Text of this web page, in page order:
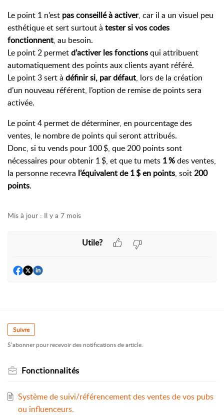
Le point 1 n’est pas conseillé à activer, car il a un visuel peu
esthétique et sert surtout à tester si vos codes
fonctionnent, au besoin.
Le point 2 permetd’activer les fonctionsqui attribuent
automatiquement des points aux clients ayant référé.
Le point 3 sert à définir si, par défaut, lors de la création
d’un nouveau référent, l’option de remise de points sera
activée.
Le point 4 permet de déterminer, en pourcentage des
ventes, le nombre de points qui seront attribués.
Donc, si tu vends pour 100 $, que 200 points sont
nécessaires pour obtenir 1 $, et que tu mets 1 %des ventes,
la personne recevra l’équivalent de 1 $ en points, soit200
points.
Mis à jour : Il y a 7 mois
Utile?
Suivre
S’abonner pour recevoir des notifications de article.
Fonctionnalités
Système de suivi/référencement des ventes de vos pubs
ou influenceurs.